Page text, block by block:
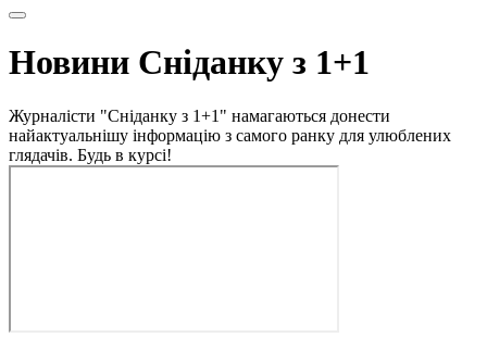
Новини Сніданку з 1+1
Журналісти "Сніданку з 1+1" намагаються донести
найактуальнішу інформацію з самого ранку для улюблених
глядачів. Будь в курсі!